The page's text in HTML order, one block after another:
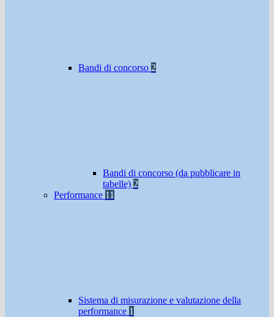
Bandi di concorso 2
Bandi di concorso (da pubblicare in
tabelle) 2
Performance 11
Sistema di misurazione e valutazione della
performance 1